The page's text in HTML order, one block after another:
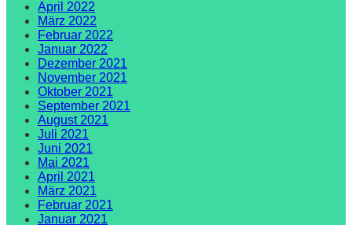
April 2022
März 2022
Februar 2022
Januar 2022
Dezember 2021
November 2021
Oktober 2021
September 2021
August 2021
Juli 2021
Juni 2021
Mai 2021
April 2021
März 2021
Februar 2021
Januar 2021